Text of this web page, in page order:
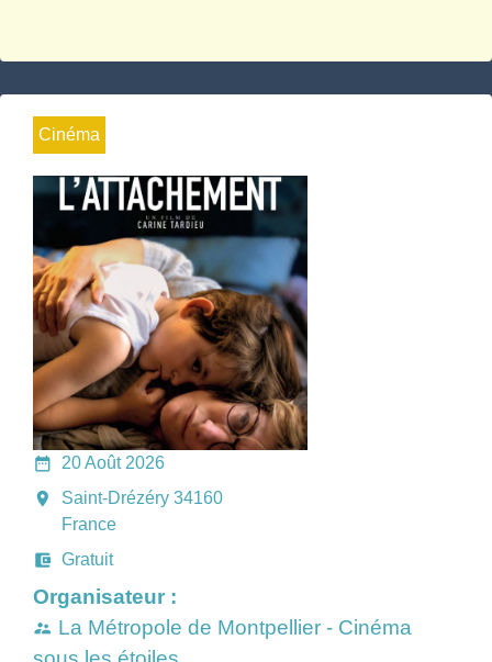
Cinéma
date_range 20 Août 2026
room
Saint-Drézéry 34160
France
account_balance_wallet Gratuit
Organisateur :
supervisor_account La Métropole de Montpellier - Cinéma